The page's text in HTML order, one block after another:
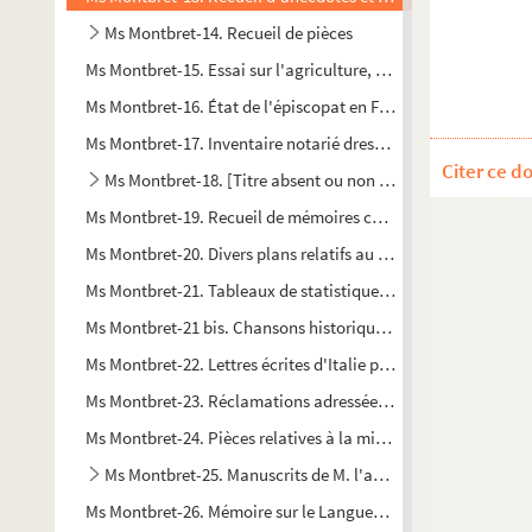
Ms Montbret-14. Recueil de pièces
Ms Montbret-15. Essai sur l'agriculture, le commerce et les
Ms Montbret-16. État de l'épiscopat en France : liste des
Ms Montbret-17. Inventaire notarié dressé à la mort de
Ms Montbret-18. [Titre absent ou non renseigné]
Ms Montbret-19. Recueil de mémoires concernant la
Ms Montbret-20. Divers plans relatifs au château de
Ms Montbret-21. Tableaux de statistique de la Suède,
Ms Montbret-21 bis. Chansons historiques, épigrammes,
Ms Montbret-22. Lettres écrites d'Italie par William Hamilton
Ms Montbret-23. Réclamations adressées en 1816 au
Ms Montbret-24. Pièces relatives à la mission que
Ms Montbret-25. Manuscrits de M. l'abbé Bruzon, prieur de
Ms Montbret-26. Mémoire sur le Languedoc, par feu M. de
Citer ce